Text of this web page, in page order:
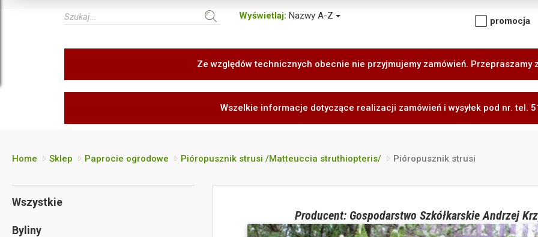
Wyświetlaj: Nazwy A-Z promocja
Ze względów technicznych obecnie nie przyjmujemy zamówień. Przepraszamy
Wszelkie informacje dotyczące realizacji zamówień i wysyłek pod nr. tel.
Home Sklep Paprocie ogrodowe Pióropusznik strusi /Matteuccia struthiopteris/ Pióropusznik strusi
Wszystkie
Byliny
Producent: Gospodarstwo Szkółkarskie Andrzej